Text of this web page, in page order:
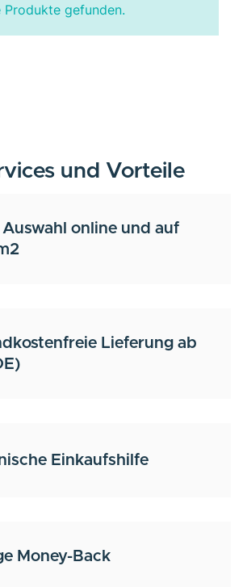
Produkte gefunden.
und Vorteile
online und auf
Lieferung ab
Einkaufshilfe
Money-Back